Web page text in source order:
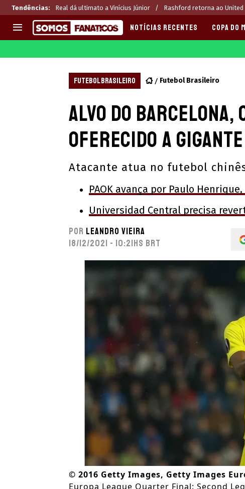
Tendências: Real dá ultimato a Vinícius Júnior Rashford retorna ao United
CHAMPIONS LEAGUE
PREMIER LEAGUE
LIGA PORTUGUESA
Melhores sites de apostas 2025
Últimas
CASAS DE APOSTAS
CÓDIGOS e OFERTAS
APPS
NOTÍCIAS RECENTES COPA DO
FUTEBOL BRASILEIRO Futebol Brasileiro
Alvo do Barcelona,
oferecido a
Atacante atua no futebol
PAOK avança por Paulo
Universidad Central precisa
Por Leandro Vieira
18/12/2021 - 10:21hs BRT
© 2016 Getty Images, Getty Images
Europa League Quarter Final: Second Leg